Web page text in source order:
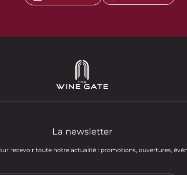
La newsletter
recevoir toute notre actualité : promotions, ouvertures,